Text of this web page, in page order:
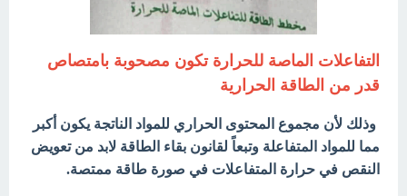
التفاعلات الماصة للحرارة تكون مصحوبة بامتصاص
قدر من الطاقة الحرارية
وذلك لأن مجموع المحتوى الحراري للمواد الناتجة يكون أكبر
مما للمواد المتفاعلة وتبعاً لقانون بقاء الطاقة لابد من تعويض
النقص في حرارة المتفاعلات في صورة طاقة ممتصة.